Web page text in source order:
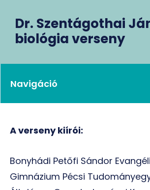
Dr. Szentágothai
biológia verseny
A verseny kiírói:
Bonyhádi Petőfi Sándor
Gimnázium Pécsi
Navigáció